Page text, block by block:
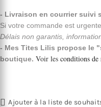
- Livraison en courrier suivi
Si votre commande est
Délais non garantis,
- Mes Tites Lilis propose le
boutique. Voir les conditions de
Ajouter à la liste de